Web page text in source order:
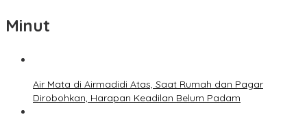
Minut
Air Mata di Airmadidi Atas, Saat Rumah dan Pagar
Dirobohkan, Harapan Keadilan Belum Padam